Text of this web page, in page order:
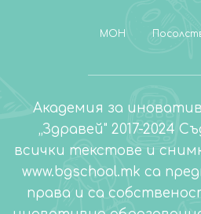
МОН
Академия за
„Здравей" 2017-2024
всички текстове и
www.bgschool.mk са
права и са